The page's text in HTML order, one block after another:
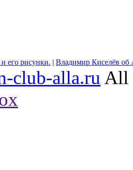
его рисунки. | Владимир Киселёв об
club-alla.ru All